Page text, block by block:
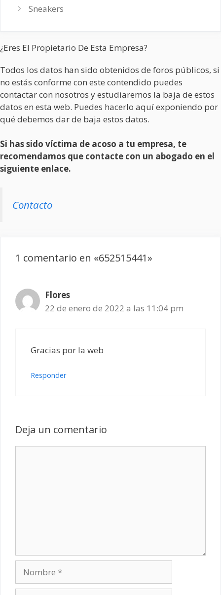
Sneakers
¿Eres El Propietario De Esta Empresa?
Todos los datos han sido obtenidos de foros públicos, si
no estás conforme con este contendido puedes
contactar con nosotros y estudiaremos la baja de estos
datos en esta web. Puedes hacerlo aquí exponiendo por
qué debemos dar de baja estos datos.
Si has sido víctima de acoso a tu empresa, te
recomendamos que contacte con un abogado en el
siguiente enlace.
Contacto
1 comentario en «652515441»
Flores
22 de enero de 2022 a las 11:04 pm
Gracias por la web
Responder
Deja un comentario